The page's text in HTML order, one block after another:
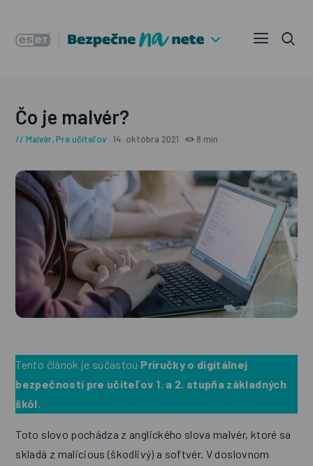
Čo je malvér?
Malvér,Pre učiteľov 14. októbra 2021 8 min
Tento článok je súčasťou Príručky o digitálnej
bezpečnosti pre učiteľov 1. a 2. stupňa základných
škôl.
Toto slovo pochádza z anglického slova malvér, ktoré sa
skladá z malicious (škodlivý) a softvér. V doslovnom